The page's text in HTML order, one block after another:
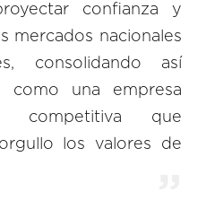
confianza y
mercados nacionales
consolidando así
como una empresa
competitiva que
los valores de